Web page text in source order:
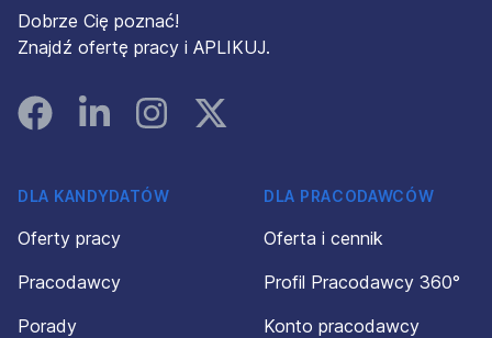
Dobrze Cię poznać!
Znajdź ofertę pracy i APLIKUJ.
FacebookLinked InInstagramInstagram
DLA KANDYDATÓW
Oferty pracy
Pracodawcy
Porady
DLA PRACODAWCÓW
Oferta i cennik
Profil Pracodawcy 360°
Konto pracodawcy